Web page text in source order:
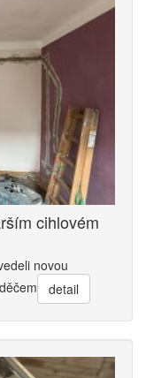
cihlovém
novou
detail